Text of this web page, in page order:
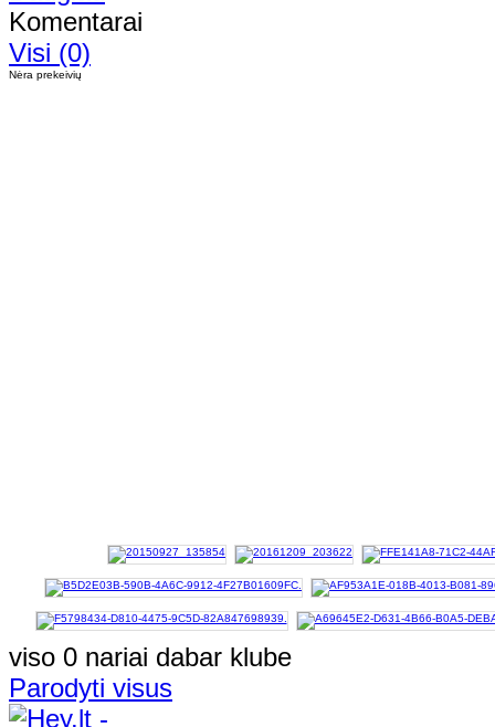
Komentarai
Visi (0)
Nėra prekeivių
viso 0 nariai dabar klube
Parodyti visus